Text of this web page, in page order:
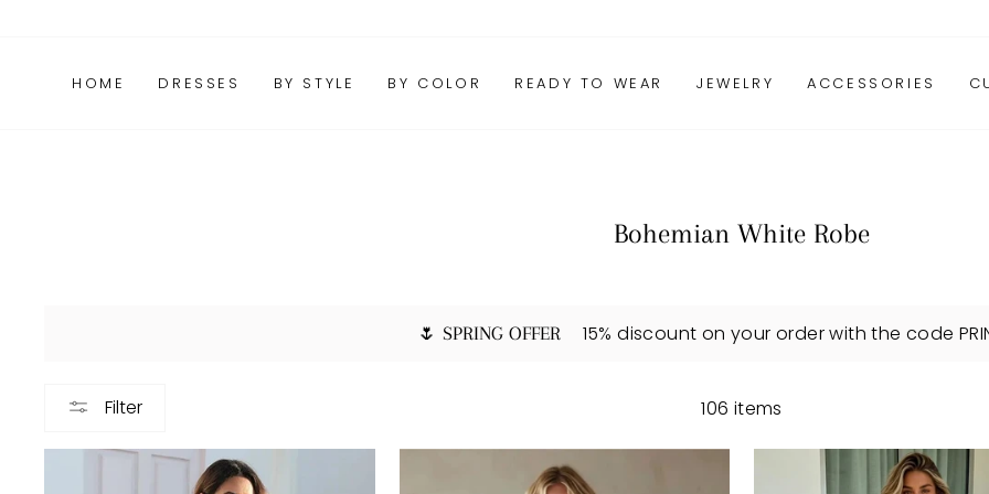
HOME DRESSES BY STYLE BY COLOR READY TO WEAR JEWELRY ACCESSORIES
Bohemian White Robe
🌷 SPRING OFFER 15% discount on your order with the code
Filter 106 items